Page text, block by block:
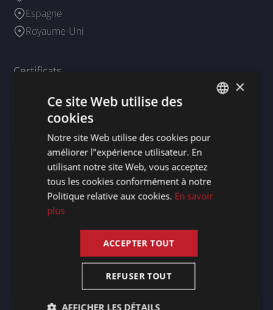
Espagne
Royaume-Uni
Certificats
Restez informés
DUTCH
FRENCH
ENGLISH
×
Ce site Web utilise des
cookies
Notre site Web utilise des cookies pour
améliorer l"expérience utilisateur. En
utilisant notre site Web, vous acceptez
tous les cookies conformément à notre
Politique relative aux cookies. En savoir
plus
ACCEPTER TOUT
REFUSER TOUT
AFFICHER LES DÉTAILS